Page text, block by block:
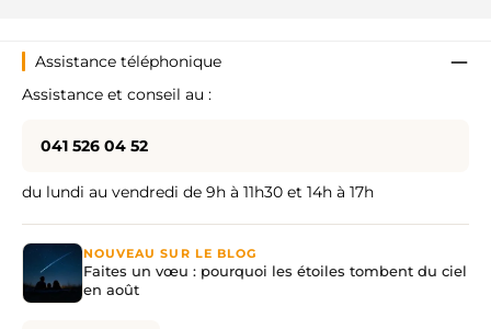
Assistance téléphonique
Assistance et conseil au :
041 526 04 52
du lundi au vendredi de 9h à 11h30 et 14h à 17h
NOUVEAU SUR LE BLOG
Faites un vœu : pourquoi les étoiles tombent du ciel
en août